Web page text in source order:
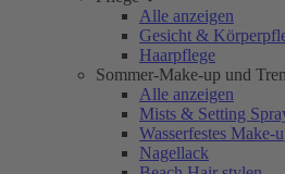
Alle anzeigen
Gesicht &
Haarpflege
Sommer-Make-up und
Alle anzeigen
Mists & Setting
Wasserfestes Make-
Nagellack